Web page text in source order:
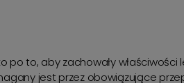
to, aby zachowały
jest przez obowiązujące